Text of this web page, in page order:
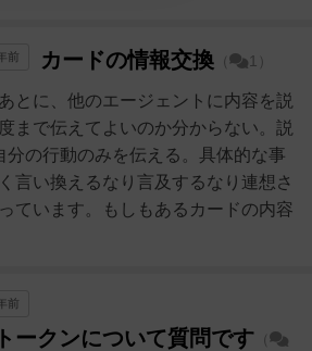
前 カードの情報交換 （ 1）
とに、他のエージェントに内容を説
まで伝えてよいのか分からない。説
分の行動のみを伝える。具体的な事
言い換えるなり言及するなり連想さ
ています。もしもあるカードの内容
前
ークンについて質問です （